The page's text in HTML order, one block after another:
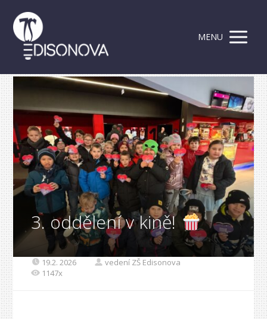
MENU
3. oddělení v kině!
19.2. 2026
vedení ZŠ Edisonova
1147x